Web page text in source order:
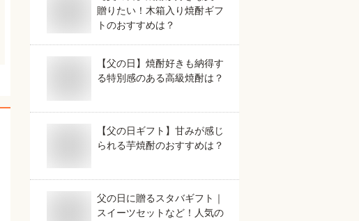
贈りたい！木箱入り焼酎ギフ
トのおすすめは？
【父の日】焼酎好きも納得す
る特別感のある高級焼酎は？
【父の日ギフト】甘みが感じ
られる芋焼酎のおすすめは？
父の日に贈るスタバギフト｜
スイーツセットなど！人気の